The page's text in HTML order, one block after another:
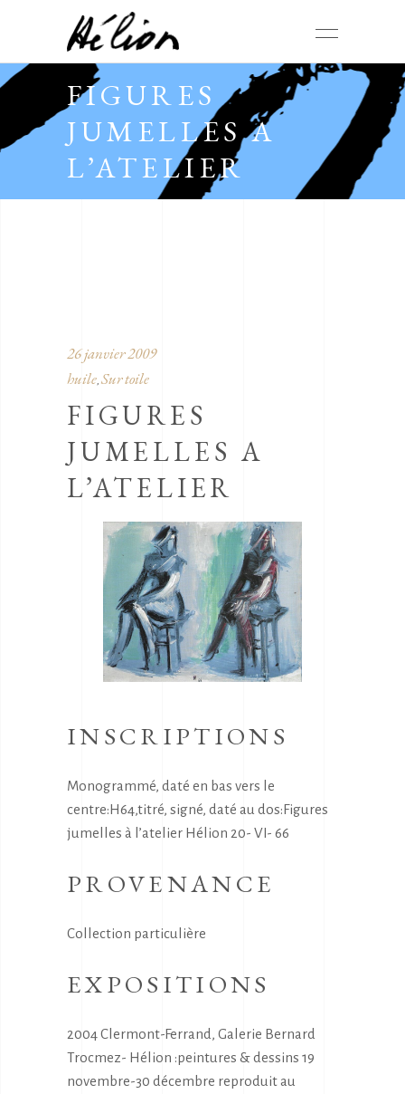
FIGURES
JUMELLES A
L’ATELIER
26 janvier 2009
huile, Sur toile
FIGURES
JUMELLES A
L’ATELIER
INSCRIPTIONS
Monogrammé, daté en bas vers le
centre:H64,titré, signé, daté au dos:Figures
jumelles à l’atelier Hélion 20- VI- 66
PROVENANCE
Collection particulière
EXPOSITIONS
2004 Clermont-Ferrand, Galerie Bernard
Trocmez- Hélion :peintures & dessins 19
novembre-30 décembre reproduit au